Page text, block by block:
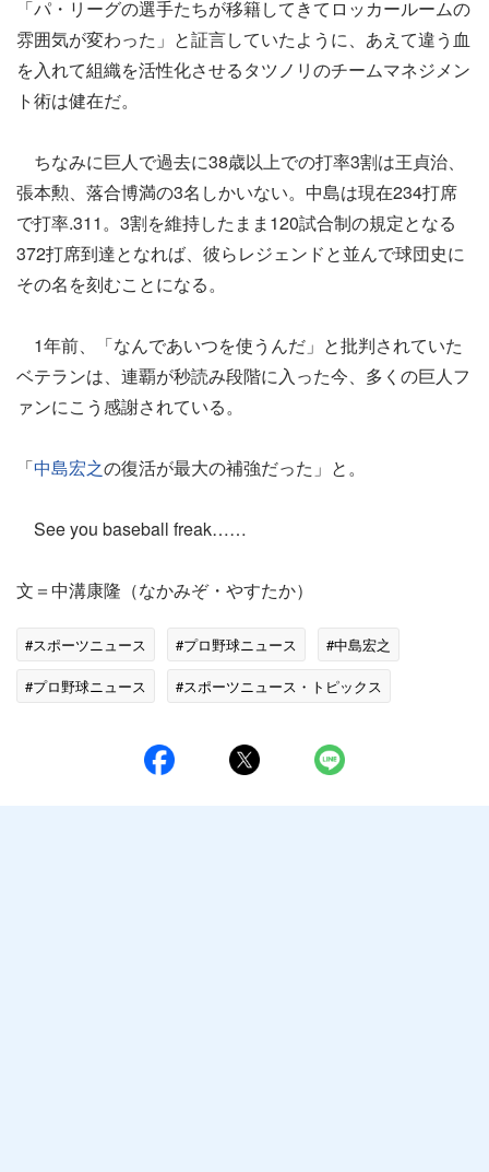
「パ・リーグの選手たちが移籍してきてロッカールームの
雰囲気が変わった」と証言していたように、あえて違う血
を入れて組織を活性化させるタツノリのチームマネジメン
ト術は健在だ。
ちなみに巨人で過去に38歳以上での打率3割は王貞治、
張本勲、落合博満の3名しかいない。中島は現在234打席
で打率.311。3割を維持したまま120試合制の規定となる
372打席到達となれば、彼らレジェンドと並んで球団史に
その名を刻むことになる。
1年前、「なんであいつを使うんだ」と批判されていた
ベテランは、連覇が秒読み段階に入った今、多くの巨人フ
ァンにこう感謝されている。
「中島宏之の復活が最大の補強だった」と。
See you baseball freak……
文＝中溝康隆（なかみぞ・やすたか）
#スポーツニュース #プロ野球ニュース
#中島宏之
#プロ野球ニュース
#スポーツニュース・トピックス